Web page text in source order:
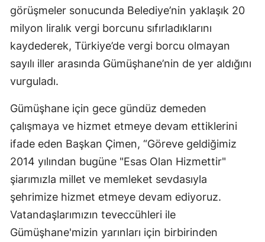
İzmir
Kars
Kastamonu
Kırklareli
Kırşehir
Kocaeli
Konya
Kütahya
Malatya
görüşmeler sonucunda Belediye’nin yaklaşık 20
milyon liralık vergi borcunu sıfırladıklarını
kaydederek, Türkiye’de vergi borcu olmayan
sayılı iller arasında Gümüşhane’nin de yer aldığını
vurguladı.
Gümüşhane için gece gündüz demeden
çalışmaya ve hizmet etmeye devam ettiklerini
ifade eden Başkan Çimen, “Göreve geldiğimiz
2014 yılından bugüne "Esas Olan Hizmettir"
şiarımızla millet ve memleket sevdasıyla
şehrimize hizmet etmeye devam ediyoruz.
Vatandaşlarımızın teveccühleri ile
Gümüşhane'mizin yarınları için birbirinden